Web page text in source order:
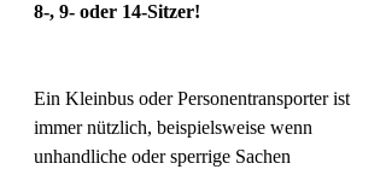
8-, 9- oder 14-Sitzer!
Ein Kleinbus oder Personentransporter ist
immer nützlich, beispielsweise wenn
unhandliche oder sperrige Sachen